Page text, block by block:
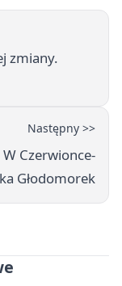
zmiany.
Następny >>
Czerwionce-
Głodomorek